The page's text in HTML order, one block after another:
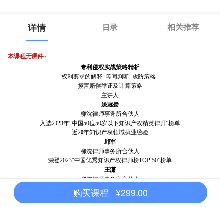
详情 目录 相关推荐
本课程无课件~
专利侵权实战策略精析
权利要求的解释 等同判断 攻防策略
损害赔偿举证及计算策略
主讲人
姚冠扬
柳沈律师事务所合伙人
入选2023年“中国50位50岁以下知识产权精英律师”榜单
近20年知识产权领域执业经验
邱军
柳沈律师事务所合伙人
荣登2023“中国优秀知识产权律师榜TOP 50”榜单
王潇
柳沈律师事务所合伙人
近10年专利侵权案件执业经验
一、姚冠扬
：专利侵权损害赔偿举证与计算策略
购买课程 ¥299.00